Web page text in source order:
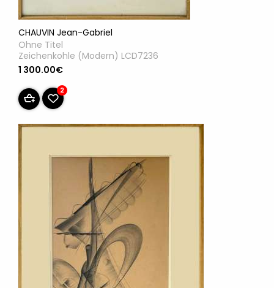
CHAUVIN Jean-Gabriel
Ohne Titel
Zeichenkohle (Modern) LCD7236
1 300.00€
2